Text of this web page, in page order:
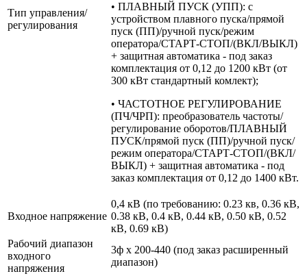
Тип управления/
регулирования
• ПЛАВНЫЙ ПУСК (УПП): с
устройством плавного пуска/прямой
пуск (ПП)/ручной пуск/режим
оператора/СТАРТ-СТОП/(ВКЛ/ВЫКЛ)
+ защитная автоматика - под заказ
комплектация от 0,12 до 1200 кВт (от
300 кВт стандартный комлект);
• ЧАСТОТНОЕ РЕГУЛИРОВАНИЕ
(ПЧ/ЧРП): преобразователь частоты/
регулирование оборотов/ПЛАВНЫЙ
ПУСК/прямой пуск (ПП)/ручной пуск/
режим оператора/СТАРТ-СТОП/(ВКЛ/
ВЫКЛ) + защитная автоматика - под
заказ комплектация от 0,12 до 1400 кВт.
Входное напряжение
0,4 кВ (по требованию: 0.23 кв, 0.36 кВ,
0.38 кВ, 0.4 кВ, 0.44 кВ, 0.50 кВ, 0.52
кВ, 0.69 кВ)
Рабочий диапазон
входного
напряжения
3ф х 200-440 (под заказ расширенный
диапазон)